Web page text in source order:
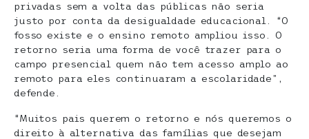
privadas sem a volta das públicas não seria
justo por conta da desigualdade educacional. “O
fosso existe e o ensino remoto ampliou isso. O
retorno seria uma forma de você trazer para o
campo presencial quem não tem acesso amplo ao
remoto para eles continuaram a escolaridade”,
defende.
“Muitos pais querem o retorno e nós queremos o
direito à alternativa das famílias que desejam